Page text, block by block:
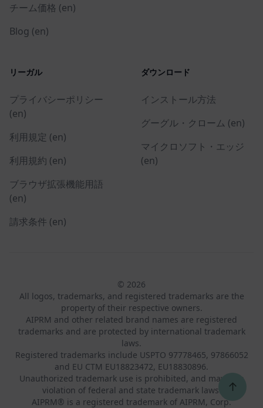
チーム価格 (en)
Blog (en)
リーガル
プライバシーポリシー
(en)
利用規定 (en)
利用規約 (en)
ブラウザ拡張機能用語
(en)
請求条件 (en)
ダウンロード
インストール方法
グーグル・クローム (en)
マイクロソフト・エッジ
(en)
© 2026
All logos, trademarks, and registered trademarks are the
property of their respective owners.
AIPRM and other related brand names are registered
trademarks and are protected by international trademark
laws.
Registered trademarks include USPTO 97778465, 97866052
and EU CTM EU18823472, EU18830896.
Unauthorized trademark use is prohibited, and may be a
violation of federal and state trademark laws.
AIPRM® is a registered trademark of AIPRM, Corp.
↑